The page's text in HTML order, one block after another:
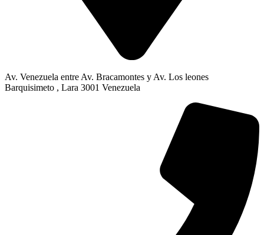
Av. Venezuela entre Av. Bracamontes y Av. Los leones
Barquisimeto , Lara 3001 Venezuela